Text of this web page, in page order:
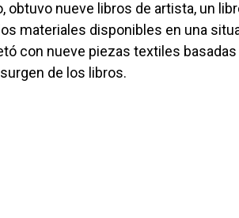
materiales disponibles en una
con nueve piezas textiles
de los libros.